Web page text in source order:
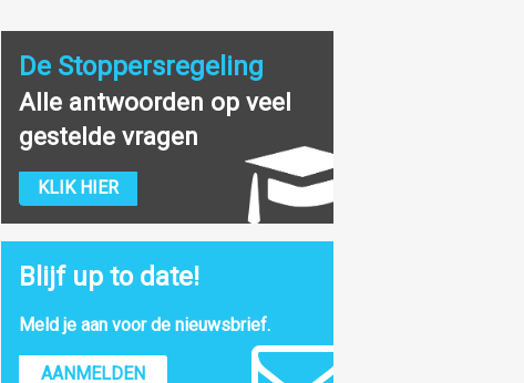
De Stoppersregeling
Alle antwoorden op veel
gestelde vragen
KLIK HIER
Blijf up to date!
Meld je aan voor de nieuwsbrief.
AANMELDEN